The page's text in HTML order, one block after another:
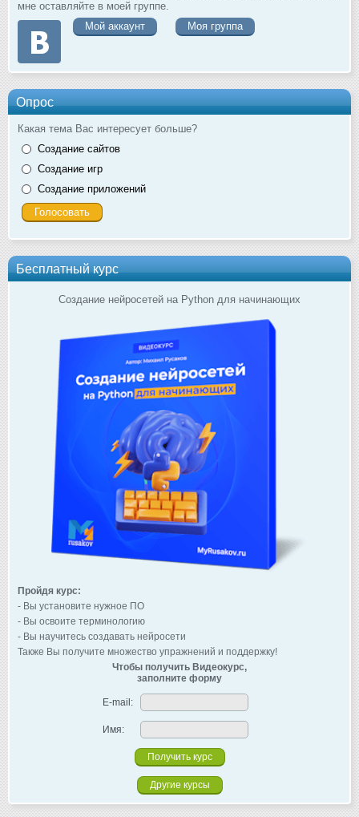
мне оставляйте в моей группе.
Мой аккаунт
Моя группа
Опрос
Какая тема Вас интересует больше?
Создание сайтов
Создание игр
Создание приложений
Бесплатный курс
Создание нейросетей на Python для начинающих
Пройдя курс:
- Вы установите нужное ПО
- Вы освоите терминологию
- Вы научитесь создавать нейросети
Также Вы получите множество упражнений и поддержку!
Чтобы получить Видеокурс,
заполните форму
E-mail:
Имя:
Другие курсы